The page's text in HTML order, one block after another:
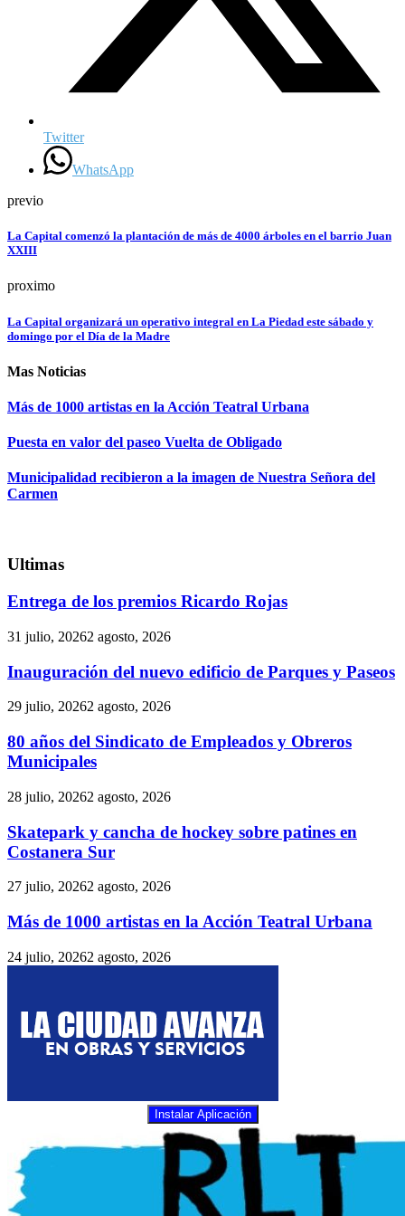
Twitter
WhatsApp
previo
La Capital comenzó la plantación de más de 4000 árboles en el barrio Juan
XXIII
proximo
La Capital organizará un operativo integral en La Piedad este sábado y
domingo por el Día de la Madre
Mas Noticias
Más de 1000 artistas en la Acción Teatral Urbana
Puesta en valor del paseo Vuelta de Obligado
Municipalidad recibieron a la imagen de Nuestra Señora del
Carmen
Ultimas
Entrega de los premios Ricardo Rojas
31 julio, 20262 agosto, 2026
Inauguración del nuevo edificio de Parques y Paseos
29 julio, 20262 agosto, 2026
80 años del Sindicato de Empleados y Obreros
Municipales
28 julio, 20262 agosto, 2026
Skatepark y cancha de hockey sobre patines en
Costanera Sur
27 julio, 20262 agosto, 2026
Más de 1000 artistas en la Acción Teatral Urbana
24 julio, 20262 agosto, 2026
Instalar Aplicación